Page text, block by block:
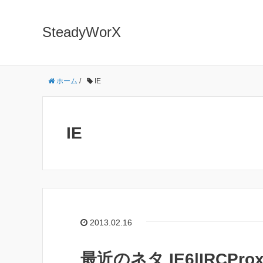
SteadyWorX
ホーム / IE
IE
2013.02.16
最近のネタ